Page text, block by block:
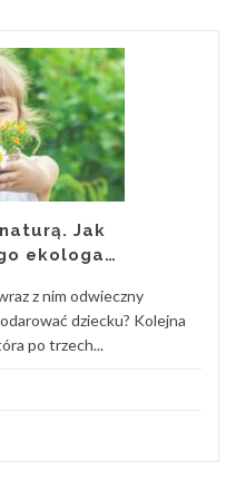
Jak
ekologa…
z nim odwieczny
dziecku? Kolejna
po trzech...